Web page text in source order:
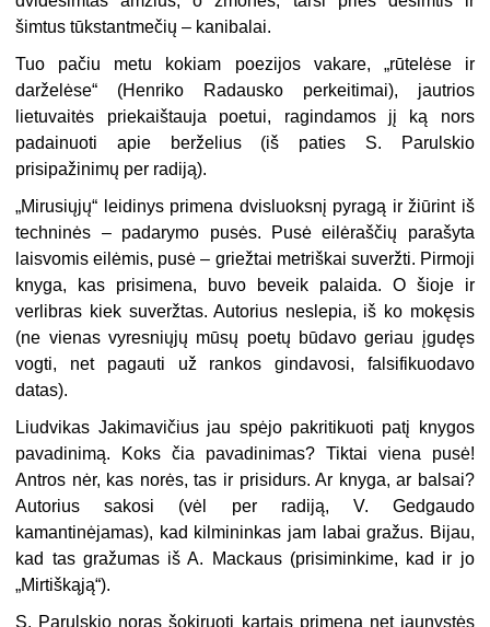
šimtus tūkstantmečių – kanibalai.
Tuo pačiu metu kokiam poezijos vaka­re, „rūtelėse ir
darželėse“ (Henriko Ra­dausko perkeitimai), jautrios
lietuvaitės priekaištauja poetui, ragindamos jį ką nors
padainuoti apie berželius (iš paties S. Parulskio
prisipažinimų per radiją).
„Mirusiųjų“ leidinys primena dvisluoksnį pyragą ir žiūrint iš
techninės – padarymo pusės. Pusė eilėraščių parašyta
laisvomis eilėmis, pusė – griežtai metriškai suveržti. Pirmoji
knyga, kas prisimena, buvo be­veik palaida. O šioje ir
verlibras kiek su­veržtas. Autorius neslepia, iš ko mokęsis
(ne vienas vyresniųjų mūsų poetų būdavo geriau įgudęs
vogti, net pagauti už ran­kos gindavosi, falsifikuodavo
datas).
Liudvikas Jakimavičius jau spėjo pakri­tikuoti patį knygos
pavadinimą. Koks čia pavadinimas? Tiktai viena pusė!
Antros nėr, kas norės, tas ir prisidurs. Ar knyga, ar balsai?
Autorius sakosi (vėl per radiją, V. Gedgaudo
kamantinėjamas), kad kilmi­ninkas jam labai gražus. Bijau,
kad tas gražumas iš A. Mackaus (prisiminkime, kad ir jo
„Mirtiškąją“).
S. Parulskio noras šokiruoti kartais pri­mena net jaunystės